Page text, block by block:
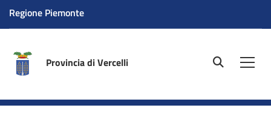
Regione Piemonte
Provincia di Vercelli site.searc